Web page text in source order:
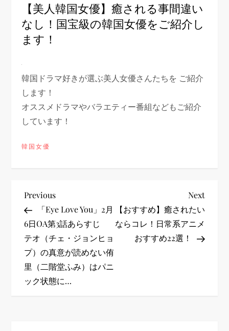
【美人韓国女優】癒される事間違い
なし！国宝級の韓国女優をご紹介し
ます！
韓国ドラマ好きが選ぶ美人女優さんたちを ご紹介
します！
オススメドラマやバラエティー番組などもご紹介
しています！
韓国女優
投
稿
ナ
ビ
Previous
Post
Previous
「Eye Love You」2月
6日OA第3話あらすじ
テオ（チェ・ジョンヒョ
プ）の真意が読めない侑
里（二階堂ふみ）はパニ
ック状態に…
Next
Post
Next
【おすすめ】癒されたい
ならコレ！日常系アニメ
おすすめ22選！